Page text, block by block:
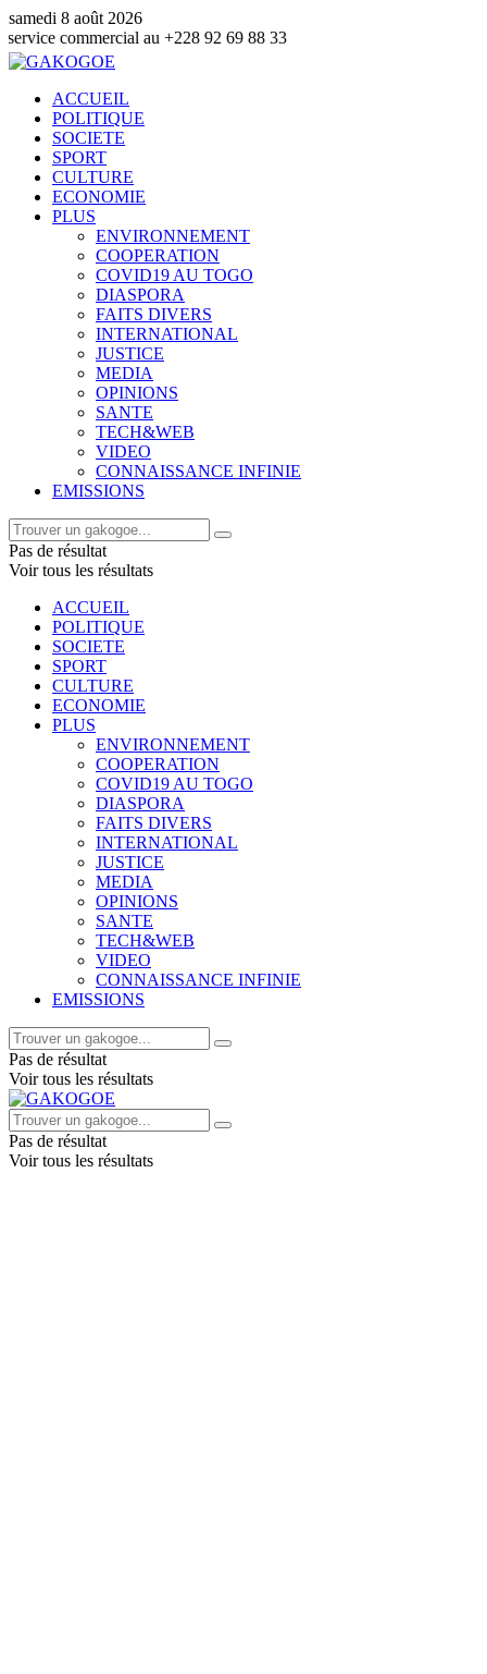
samedi 8 août 2026
au +228 92 69 88 33
ACCUEIL
POLITIQUE
SOCIETE
SPORT
CULTURE
ECONOMIE
PLUS
ENVIRONNEMENT
COOPERATION
COVID19 AU TOGO
DIASPORA
FAITS DIVERS
INTERNATIONAL
JUSTICE
MEDIA
OPINIONS
SANTE
TECH&WEB
VIDEO
CONNAISSANCE INFINIE
EMISSIONS
Pas de résultat
Voir tous les résultats
ACCUEIL
POLITIQUE
SOCIETE
SPORT
CULTURE
ECONOMIE
PLUS
ENVIRONNEMENT
COOPERATION
COVID19 AU TOGO
DIASPORA
FAITS DIVERS
INTERNATIONAL
JUSTICE
MEDIA
OPINIONS
SANTE
TECH&WEB
VIDEO
CONNAISSANCE INFINIE
EMISSIONS
Pas de résultat
Voir tous les résultats
Pas de résultat
Voir tous les résultats